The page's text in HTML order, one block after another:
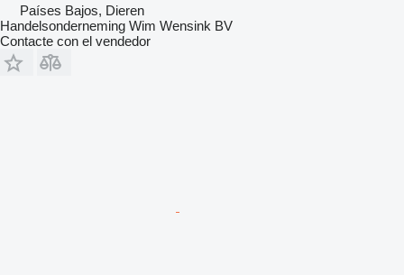
Países Bajos, Dieren
Handelsonderneming Wim Wensink BV
Contacte con el vendedor